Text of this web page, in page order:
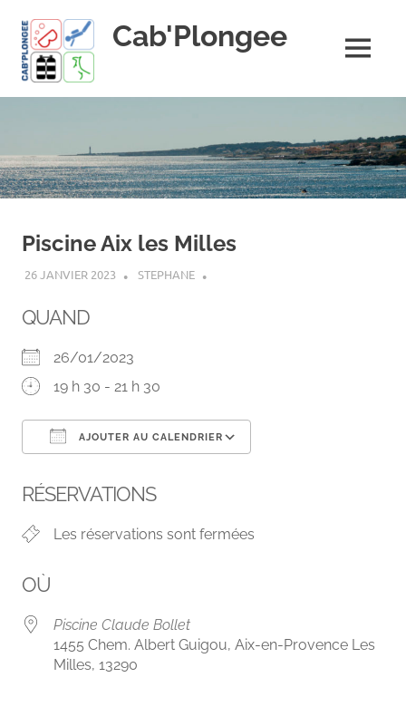
content
Cab'Plongee
!
MENU
Piscine Aix les Milles
26 JANVIER 2023 STEPHANE
QUAND
26/01/2023
19 h 30 - 21 h 30
AJOUTER AU CALENDRIER
RÉSERVATIONS
Les réservations sont fermées
OÙ
Piscine Claude Bollet
1455 Chem. Albert Guigou, Aix-en-Provence Les
Milles, 13290